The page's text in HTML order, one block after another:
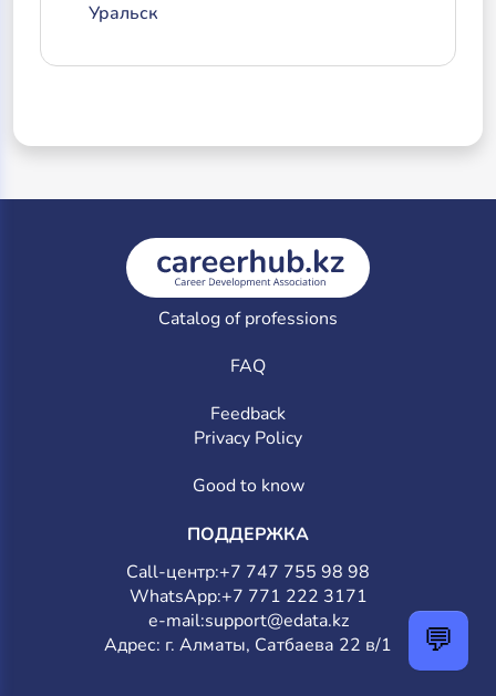
Уральск
Catalog of professions
FAQ
Feedback
Privacy Policy
Good to know
ПОДДЕРЖКА
Call-центр:+7 747 755 98 98
WhatsApp:+7 771 222 3171
e-mail:support@edata.kz
Адрес: г. Алматы, Сатбаева 22 в/1
💬